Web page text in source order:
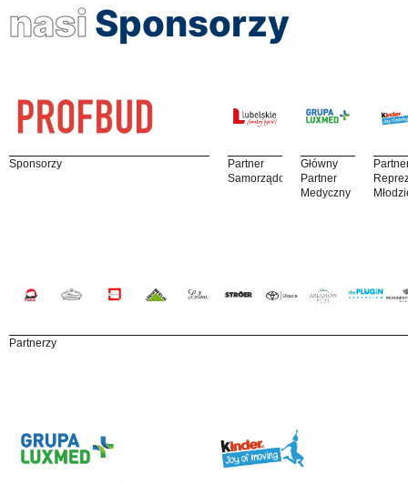
nasi Sponsorzy
Sponsorzy
Partner
Samorządowy
Główny
Partner
Medyczny
Partnerzy